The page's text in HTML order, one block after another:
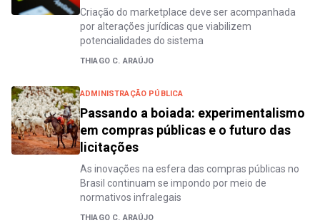
Criação do marketplace deve ser acompanhada
por alterações jurídicas que viabilizem
potencialidades do sistema
THIAGO C. ARAÚJO
ADMINISTRAÇÃO PÚBLICA
Passando a boiada: experimentalismo
em compras públicas e o futuro das
licitações
As inovações na esfera das compras públicas no
Brasil continuam se impondo por meio de
normativos infralegais
THIAGO C. ARAÚJO